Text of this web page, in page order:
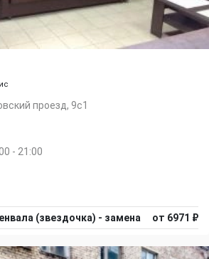
проезд, 9с1
- 21:00
(звездочка) - замена от 6971 ₽